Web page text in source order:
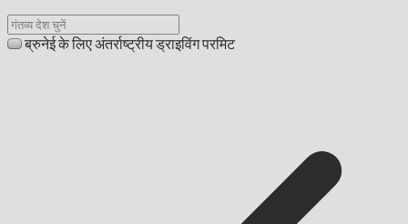
ब्रुनेई के लिए अंतर्राष्ट्रीय ड्राइविंग परमिट